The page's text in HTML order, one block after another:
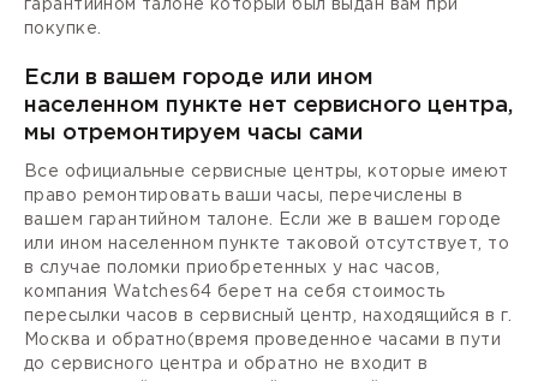
гарантийном талоне который был выдан вам при
покупке.
Если в вашем городе или ином
населенном пункте нет сервисного центра,
мы отремонтируем часы сами
Все официальные сервисные центры, которые имеют
право ремонтировать ваши часы, перечислены в
вашем гарантийном талоне. Если же в вашем городе
или ином населенном пункте таковой отсутствует, то
в случае поломки приобретенных у нас часов,
компания Watches64 берет на себя стоимость
пересылки часов в сервисный центр, находящийся в г.
Москва и обратно(время проведенное часами в пути
до сервисного центра и обратно не входит в